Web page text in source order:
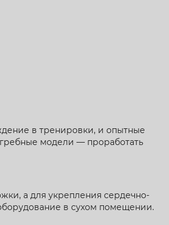
в тренировки, и опытные
модели — проработать
а для укрепления сердечно-
в сухом помещении.